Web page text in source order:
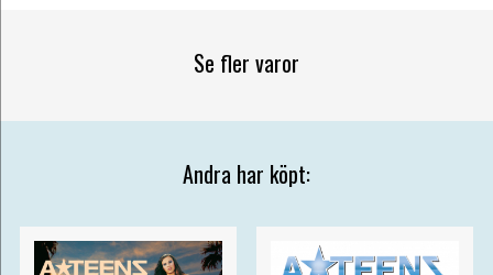
Se fler varor
Andra har köpt: